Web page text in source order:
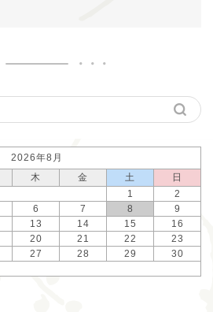
2026年8月
木 金 土
日
1
2
6 7 8
9
13 14 15
16
20 21 22
23
27 28 29
30